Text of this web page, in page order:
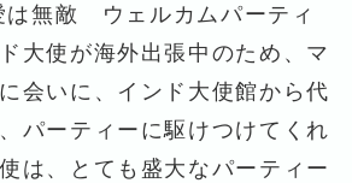
は無敵 ウェルカムパーティ
大使が海外出張中のため、マ
会いに、インド大使館から代
パーティーに駆けつけてくれ
は、とても盛大なパーティー